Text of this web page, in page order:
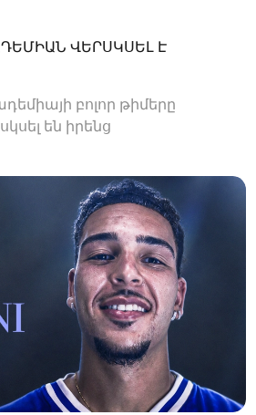
ՎԵՐՍԿՍԵԼ Է
բոլոր թիմերը
են իրենց